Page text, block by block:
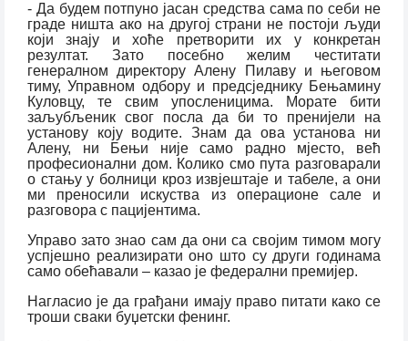
- Да будем потпуно јасан средства сама по себи не
граде ништа ако на другој страни не постоји људи
који знају и хоће претворити их у конкретан
резултат. Зато посебно желим честитати
генералном директору Алену Пилаву и његовом
тиму, Управном одбору и предсједнику Бењамину
Куловцу, те свим упосленицима. Морате бити
заљубљеник свог посла да би то пренијели на
установу коју водите. Знам да ова установа ни
Алену, ни Бењи није само радно мјесто, већ
професионални дом. Колико смо пута разговарали
о стању у болници кроз извјештаје и табеле, а они
ми преносили искуства из операционе сале и
разговора с пацијентима.
Управо зато знао сам да они са својим тимом могу
успјешно реализирати оно што су други годинама
само обећавали – казао је федерални премијер.
Нагласио је да грађани имају право питати како се
троши сваки буџетски фенинг.